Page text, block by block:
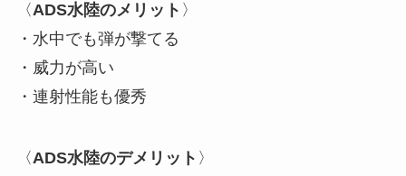
〈ADS水陸のメリット 〉
・水中でも弾が撃てる
・威力が高い
・連射性能も優秀
〈ADS水陸のデメリット 〉